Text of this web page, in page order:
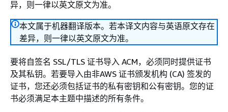
异，则一律以英文原文为准。
本文属于机器翻译版本。若本译文内容与英语原文存在
差异，则一律以英文原文为准。
要将自签名 SSL/TLS 证书导入 ACM，必须同时提供证书
及其私钥。若要导入由非AWS 证书颁发机构 (CA) 签发的
证书，您还必须包括证书的私有密钥和公有密钥。您的证
书必须满足本主题中描述的所有条件。